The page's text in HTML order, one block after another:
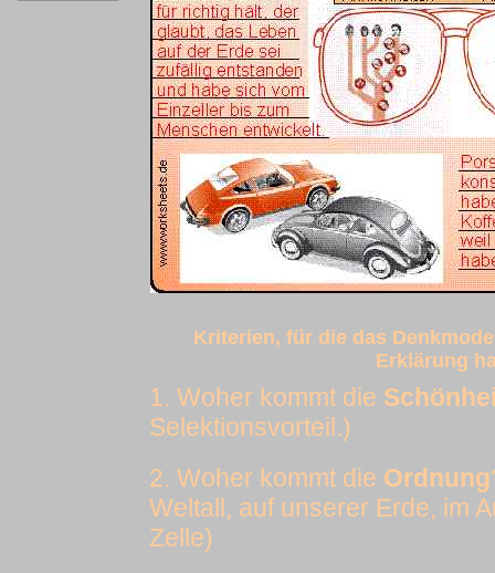
Kriterien, für die das
Erklärung
1. Woher kommt die
Selektionsvorteil.)
2. Woher kommt die Ordnung
Weltall, auf unserer Erde, im
Zelle)